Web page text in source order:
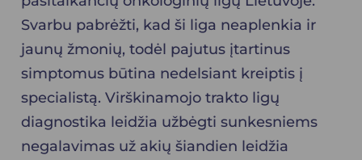
Svarbu pabrėžti, kad ši liga neaplenkia ir
jaunų žmonių, todėl pajutus įtartinus
simptomus būtina nedelsiant kreiptis į
specialistą. Virškinamojo trakto ligų
diagnostika leidžia užbėgti sunkesniems
negalavimas už akių šiandien leidžia